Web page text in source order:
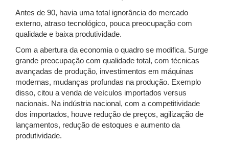
Antes de 90, havia uma total ignorância do mercado
externo, atraso tecnológico, pouca preocupação com
qualidade e baixa produtividade.
Com a abertura da economia o quadro se modifica. Surge
grande preocupação com qualidade total, com técnicas
avançadas de produção, investimentos em máquinas
modernas, mudanças profundas na produção. Exemplo
disso, citou a venda de veículos importados versus
nacionais. Na indústria nacional, com a competitividade
dos importados, houve redução de preços, agilização de
lançamentos, redução de estoques e aumento da
produtividade.